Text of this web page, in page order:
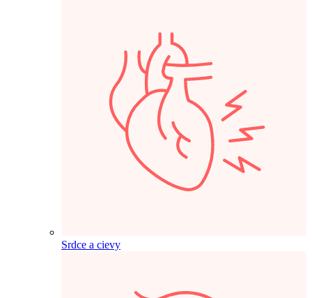
Srdce a cievy